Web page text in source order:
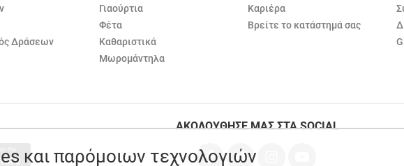
Δράσεων
Γιαούρτια
Φέτα
Καθαριστικά
Μωρομάντηλα
Καριέρα
Βρείτε το κατάστημά σας
ΑΚΟΛΟΥΘΗΣΕ ΜΑΣ ΣΤΑ SOCIAL
και παρόμοιων τεχνολογιών